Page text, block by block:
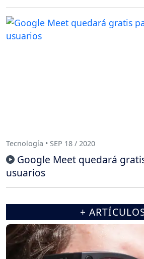
Tecnología • SEP 18 / 2020
Google Meet quedará
usuarios
+